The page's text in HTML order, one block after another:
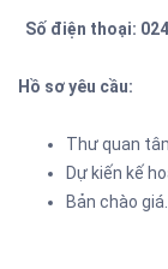
Số điện thoại: 02
Hồ sơ yêu cầu:
Thư quan
Dự kiến kế
Bản chào giá.